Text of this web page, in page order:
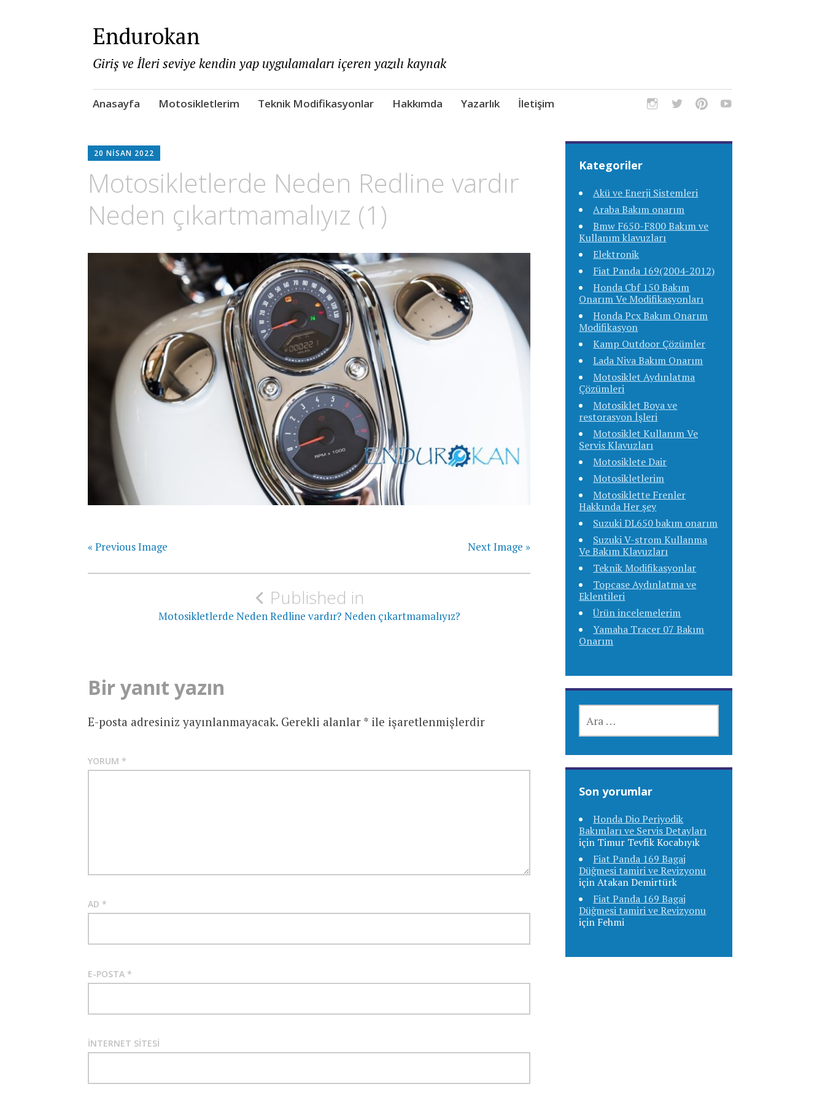
Endurokan
Giriş ve İleri seviye kendin yap uygulamaları içeren yazılı kaynak
Skip
Anasayfa Motosikletlerim Teknik Modifikasyonlar Hakkımda Yazarlık İletişim
20 NISAN 2022
Motosikletlerde Neden Redline vardır
Neden çıkartmamalıyız (1)
« Previous Image Next Image »
Yazı
Published in
Motosikletlerde Neden Redline vardır? Neden çıkartmamalıyız?
Bir yanıt yazın
E-posta adresiniz yayınlanmayacak. Gerekli alanlar *ile işaretlenmişlerdir
YORUM *
AD *
E-POSTA *
İNTERNET SITESI
Kategoriler
Akü ve Enerji Sistemleri
Araba Bakım onarım
Bmw F650-F800 Bakım ve
Kullanım klavuzları
Elektronik
Fiat Panda 169(2004-2012)
Honda Cbf 150 Bakım
Onarım Ve Modifikasyonları
Honda Pcx Bakım Onarım
Modifikasyon
Kamp Outdoor Çözümler
Lada Niva Bakım Onarım
Motosiklet Aydınlatma
Çözümleri
Motosiklet Boya ve
restorasyon İşleri
Motosiklet Kullanım Ve
Servis Klavuzları
Motosiklete Dair
Motosikletlerim
Motosiklette Frenler
Hakkında Her şey
Suzuki DL650 bakım onarım
Suzuki V-strom Kullanma
Ve Bakım Klavuzları
Teknik Modifikasyonlar
Topcase Aydınlatma ve
Eklentileri
Ürün incelemelerim
Yamaha Tracer 07 Bakım
Onarım
Son yorumlar
Honda Dio Periyodik
Bakımları ve Servis Detayları
için Timur Tevfik Kocabıyık
Fiat Panda 169 Bagaj
Düğmesi tamiri ve Revizyonu
içinAtakan Demirtürk
Fiat Panda 169 Bagaj
Düğmesi tamiri ve Revizyonu
için Fehmi